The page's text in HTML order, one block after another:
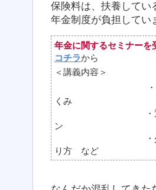
保険料は、扶養してい
年金制度が負担してい
年金に関するセミナ
コチラから
＜講義内容＞
くみ
・退職前に知っ
ン
・少しでも年
り方 など